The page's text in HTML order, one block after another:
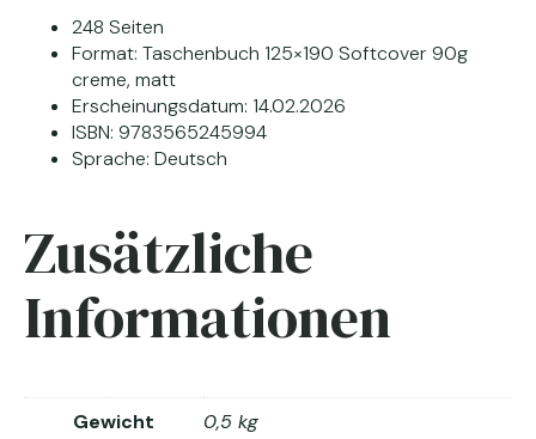
248 Seiten
Format: Taschenbuch 125×190 Softcover 90g
creme, matt
Erscheinungsdatum: 14.02.2026
ISBN: 9783565245994
Sprache: Deutsch
Zusätzliche
Informationen
Gewicht
0,5 kg